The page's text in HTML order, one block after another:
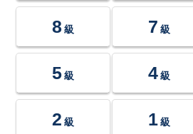
8 級 7 級
5 級 4 級
2 級 1 級